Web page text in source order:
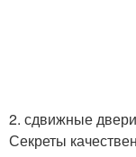
2. сдвижные
Секреты